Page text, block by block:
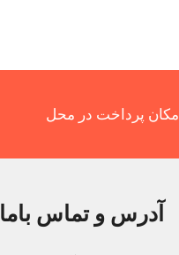
امکان پرداخت در محل
آدرس و تماس باما